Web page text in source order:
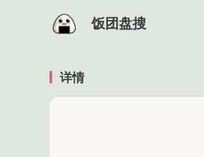
饭团盘搜
详情